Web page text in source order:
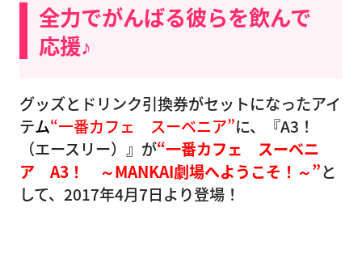
全力でがんばる彼らを飲んで
応援♪
グッズとドリンク引換券がセットになったアイ
テム“一番カフェ スーベニア”に、『A3！
（エースリー）』が“一番カフェ スーベニ
ア A3！ ～MANKAI劇場へようこそ！～”と
して、2017年4月7日より登場！